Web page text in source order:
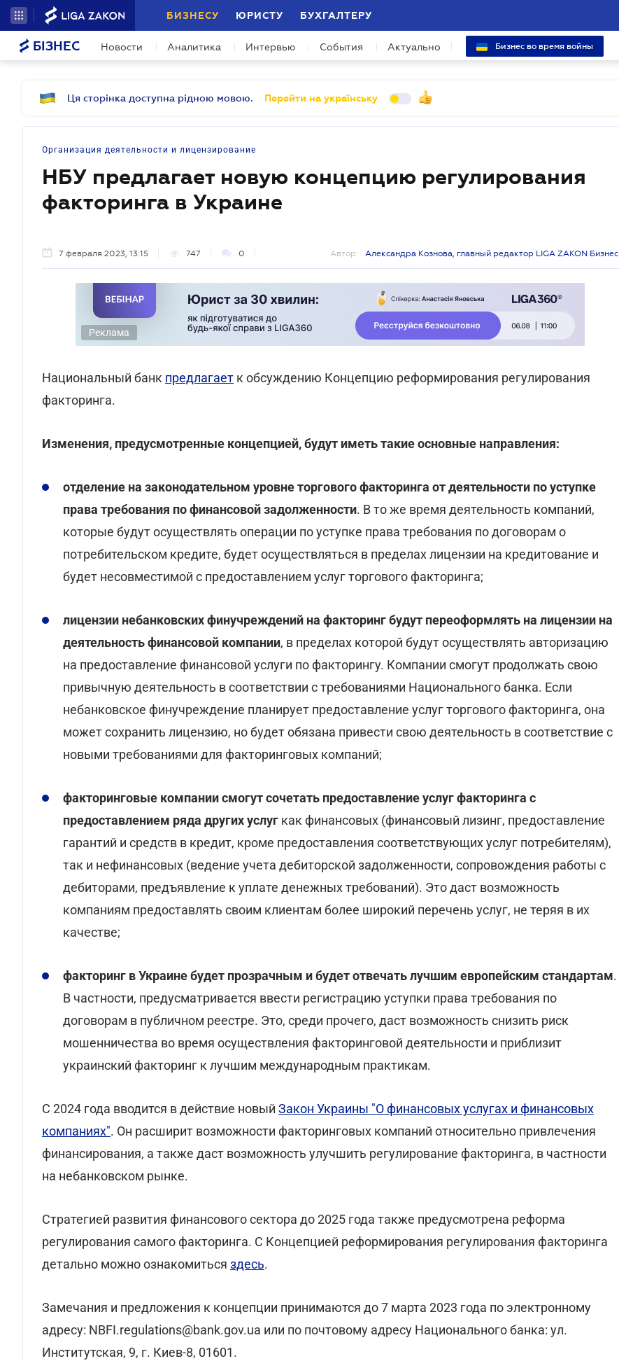
БИЗНЕСУ ЮРИСТУ БУХГАЛТЕРУ
БІЗНЕС Новости Аналитика Интервью События Актуально Бизнес во время войны
Ця сторінка доступна рідною мовою. Перейти на українську
Организация деятельности и лицензирование
НБУ предлагает новую концепцию регулирования
факторинга в Украине
7 февраля 2023, 13:15 747 0 Автор: Александра Кознова, главный редактор LIGA ZAKON Бизнес
Реклама
Национальный банк предлагает к обсуждению Концепцию реформирования регулирования
факторинга.
Изменения, предусмотренные концепцией, будут иметь такие основные направления:
отделение на законодательном уровне торгового факторинга от деятельности по уступке
права требования по финансовой задолженности. В то же время деятельность компаний,
которые будут осуществлять операции по уступке права требования по договорам о
потребительском кредите, будет осуществляться в пределах лицензии на кредитование и
будет несовместимой с предоставлением услуг торгового факторинга;
лицензии небанковских финучреждений на факторинг будут переоформлять на лицензии на
деятельность финансовой компании, в пределах которой будут осуществлять авторизацию
на предоставление финансовой услуги по факторингу. Компании смогут продолжать свою
привычную деятельность в соответствии с требованиями Национального банка. Если
небанковское финучреждение планирует предоставление услуг торгового факторинга, она
может сохранить лицензию, но будет обязана привести свою деятельность в соответствие с
новыми требованиями для факторинговых компаний;
факторинговые компании смогут сочетать предоставление услуг факторинга с
предоставлением ряда других услуг как финансовых (финансовый лизинг, предоставление
гарантий и средств в кредит, кроме предоставления соответствующих услуг потребителям),
так и нефинансовых (ведение учета дебиторской задолженности, сопровождения работы с
дебиторами, предъявление к уплате денежных требований). Это даст возможность
компаниям предоставлять своим клиентам более широкий перечень услуг, не теряя в их
качестве;
факторинг в Украине будет прозрачным и будет отвечать лучшим европейским стандартам.
В частности, предусматривается ввести регистрацию уступки права требования по
договорам в публичном реестре. Это, среди прочего, даст возможность снизить риск
мошенничества во время осуществления факторинговой деятельности и приблизит
украинский факторинг к лучшим международным практикам.
С 2024 года вводится в действие новый Закон Украины "О финансовых услугах и финансовых
компаниях". Он расширит возможности факторинговых компаний относительно привлечения
финансирования, а также даст возможность улучшить регулирование факторинга, в частности
на небанковском рынке.
Стратегией развития финансового сектора до 2025 года также предусмотрена реформа
регулирования самого факторинга. С Концепцией реформирования регулирования факторинга
детально можно ознакомиться здесь.
Замечания и предложения к концепции принимаются до 7 марта 2023 года по электронному
адресу: NBFI.regulations@bank.gov.ua или по почтовому адресу Национального банка: ул.
Институтская, 9, г. Киев-8, 01601.